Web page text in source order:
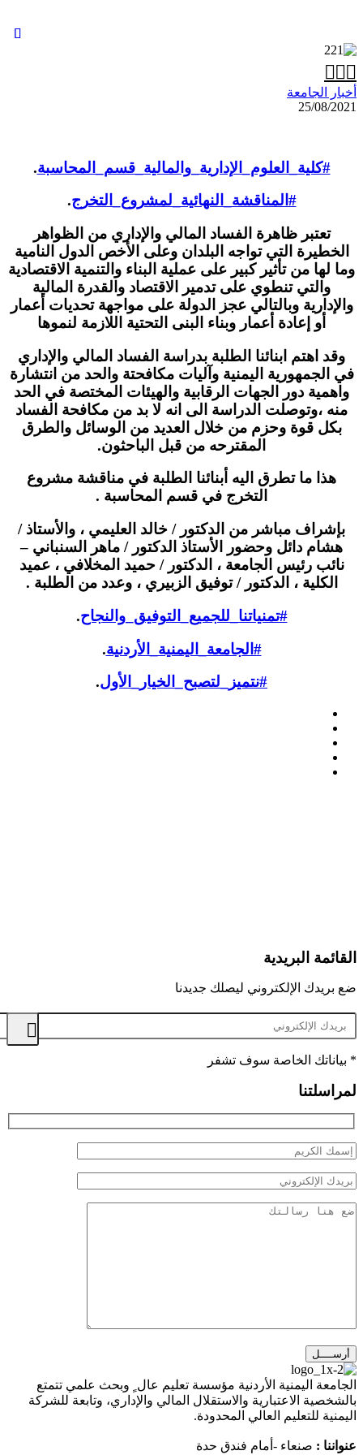

الجامعة
25/08/
#كلية_العلوم_الإدارية_والمالية_قسم_المحاسبة.
#المناقشة_النهائية_لمشروع_التخرج.
تعتبر ظاهرة الفساد المالي والإداري من الظواهر
التي تواجه البلدان وعلى الأخص الدول النامية
لها من تأثير كبير على عملية البناء والتنمية الاقتصادية
والتي تنطوي على تدمير الاقتصاد والقدرة المالية
وبالتالي عجز الدولة على مواجهة تحديات أعمار
أو إعادة أعمار وبناء البنى التحتية اللازمة لنموها
اهتم ابنائنا الطلبة بدراسة الفساد المالي والإداري
اليمنية وآليات مكافحتة والحد من انتشارة
دور الجهات الرقابية والهيئات المختصة في الحد
،وتوصلت الدراسة الى انه لا بد من مكافحة الفساد
قوة وحزم من خلال العديد من الوسائل والطرق
المقترحه من قبل الباحثون.
هذا ما تطرق اليه أبنائنا الطلبة في مناقشة مشروع
التخرج في قسم المحاسبة .
مباشر من الدكتور / خالد العليمي ، والأستاذ /
دائل وحضور الأستاذ الدكتور / ماهر السنباني –
رئيس الجامعة ، الدكتور / حميد المخلافي ، عميد
الكلية ، الدكتور / توفيق الزبيري ، وعدد من الطلبة .
#تمنياتنا_للجميع_التوفيق_والنجاح.
#الجامعة_اليمنية_الأردنية .
#نتميز_لتصبح_الخيار_الأول.
البريدية
الإلكتروني ليصلك جديدنا
الخاصة سوف تشفر
اليمنية الأردنية مؤسسة تعليم عال ٍ وبحث علمي تتمتع
الاعتبارية والاستقلال المالي والإداري، وتابعة للشركة
للتعليم العالي المحدودة.
:صنعاء -أمام فندق حدة